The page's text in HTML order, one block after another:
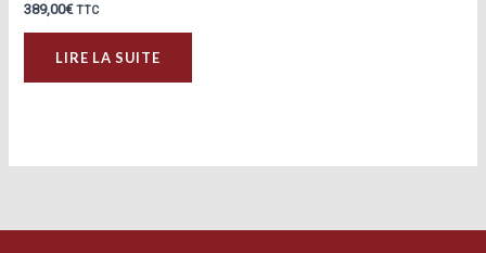
389,00€ TTC
LIRE LA SUITE